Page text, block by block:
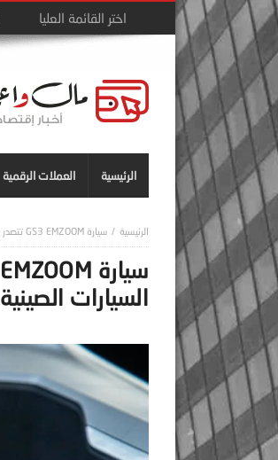
الرئيسية العملات الرقمية
سيارة GS3 EMZOOM تتصدر المرتبة الأولى في تصنيف جودة السيارات الصينية
السيارات الصينية